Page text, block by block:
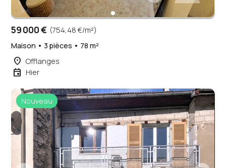
59 000 € (754,48 €/m²)
Maison • 3 pièces • 78 m²
place Offlanges
event Hier
Nouveau